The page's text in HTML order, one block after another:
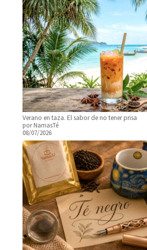
desde
8,15€
hasta
57,60€
Verano en taza. El sabor de no tener prisa
por NamasTé
08/07/2026